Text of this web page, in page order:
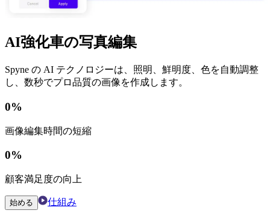
AI強化車の写真編集
Spyne の AI テクノロジーは、照明、鮮明度、色を自動調整
し、数秒でプロ品質の画像を作成します。
0%
画像編集時間の短縮
0%
顧客満足度の向上
始める 仕組み